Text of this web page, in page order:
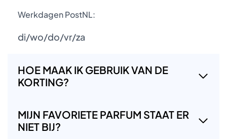
Werkdagen PostNL:
di/wo/do/vr/za
HOE MAAK IK GEBRUIK VAN DE
KORTING?
MIJN FAVORIETE PARFUM STAAT ER
NIET BIJ?